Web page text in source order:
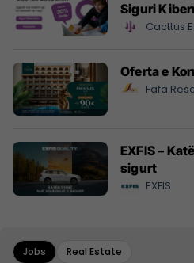
Siguri
Cacttus
Oferta e
Fafa
EXFIS –
sigurt
EXFIS
Jobs Real Estate